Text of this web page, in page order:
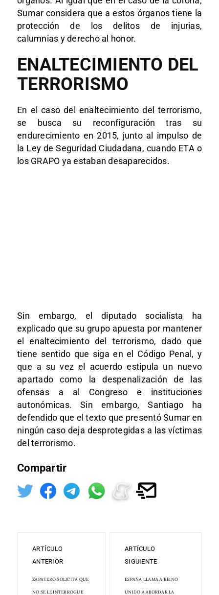
Sumar considera que a estos órganos tiene la
protección de los delitos de injurias,
calumnias y derecho al honor.
ENALTECIMIENTO DEL
TERRORISMO
En el caso del enaltecimiento del terrorismo,
se busca su reconfiguración tras su
endurecimiento en 2015, junto al impulso de
la Ley de Seguridad Ciudadana, cuando ETA o
los GRAPO ya estaban desaparecidos.
Sin embargo, el diputado socialista ha
explicado que su grupo apuesta por mantener
el enaltecimiento del terrorismo, dado que
tiene sentido que siga en el Código Penal, y
que a su vez el acuerdo estipula un nuevo
apartado como la despenalización de las
ofensas a al Congreso e instituciones
autonómicas. Sin embargo, Santiago ha
defendido que el texto que presentó Sumar en
ningún caso deja desprotegidas a las víctimas
del terrorismo.
Compartir
ARTÍCULO
ANTERIOR
ZAPATERO SOLICITA QUE
NO SE LE INTERROGUE
ARTÍCULO
SIGUIENTE
ESPAÑA LLAMA A REINO
UNIDO A ABORDAR LA